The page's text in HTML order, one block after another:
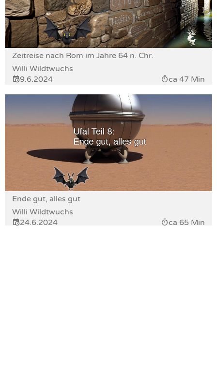
Zeitreise nach Rom im Jahre 64 n. Chr.
Willi Wildtwuchs
9.6.2024
ca 47 Min
Ende gut, alles gut
Willi Wildtwuchs
24.6.2024
ca 65 Min